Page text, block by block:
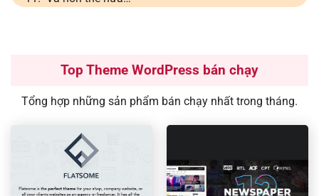
Top Theme WordPress bán chạy
Tổng hợp những sản phẩm bán chạy nhất trong tháng.